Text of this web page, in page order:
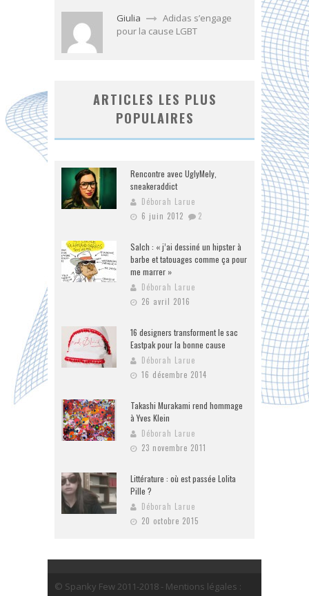
Giulia
Adidas s’engage
pour la cause LGBT
ARTICLES LES PLUS
POPULAIRES
Rencontre avec UglyMely,
sneakeraddict
Déborah Larue
6 juin 2012
2
Salch : « j’ai dessiné un hipster à
barbe et tatouages comme ça pour
me marrer »
Déborah Larue
26 avril 2016
16 designers transforment le sac
Eastpak pour la bonne cause
Déborah Larue
16 décembre 2014
Takashi Murakami rend hommage
à Yves Klein
Déborah Larue
23 novembre 2011
Littérature : où est passée Lolita
Pille ?
Déborah Larue
20 octobre 2015
© Spanky Few 2011-2018 - Mentions légales :